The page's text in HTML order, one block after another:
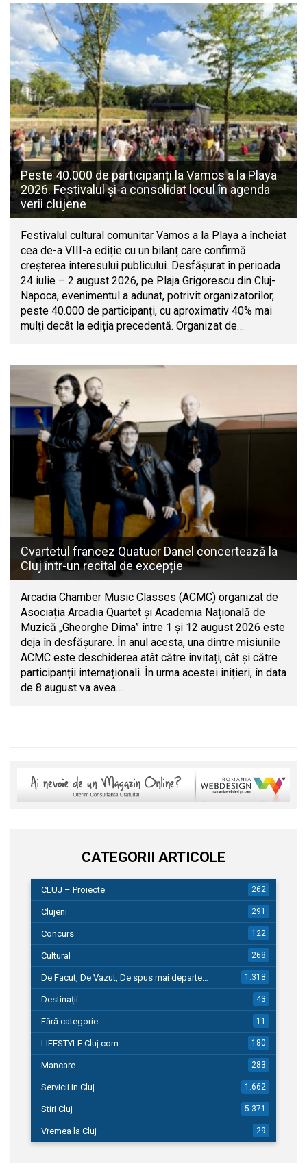
Peste 40.000 de participanți la Vamos a la Playa
2026. Festivalul și-a consolidat locul în agenda
verii clujene
Festivalul cultural comunitar Vamos a la Playa a încheiat
cea de-a VIII-a ediție cu un bilanț care confirmă
creșterea interesului publicului. Desfășurat în perioada
24 iulie – 2 august 2026, pe Plaja Grigorescu din Cluj-
Napoca, evenimentul a adunat, potrivit organizatorilor,
peste 40.000 de participanți, cu aproximativ 40% mai
mulți decât la ediția precedentă. Organizat de…
Cvartetul francez Quatuor Danel concertează la
Cluj într-un recital de excepție
Arcadia Chamber Music Classes (ACMC) organizat de
Asociația Arcadia Quartet și Academia Națională de
Muzică „Gheorghe Dima” între 1 și 12 august 2026 este
deja în desfășurare. În anul acesta, una dintre misiunile
ACMC este deschiderea atât către invitați, cât și către
participanții internaționali. În urma acestei inițieri, în data
de 8 august va avea…
CATEGORII ARTICOLE
CLUJ – Proiecte 262
Clujeni 291
Concurs 122
Cultural 268
De Facut, De Vazut, De spus mai departe… 1.318
Destinații 43
Fără categorie 11
LIFESTYLE Cluj.com 180
Mancare 283
Servicii in Cluj 1.662
Stiri Cluj 5.371
Vremea la Cluj 29